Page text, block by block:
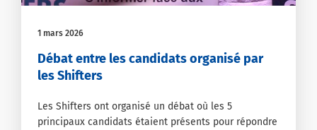
1 mars 2026
Débat entre les candidats organisé par
les Shifters
Les Shifters ont organisé un débat où les 5
principaux candidats étaient présents pour répondre